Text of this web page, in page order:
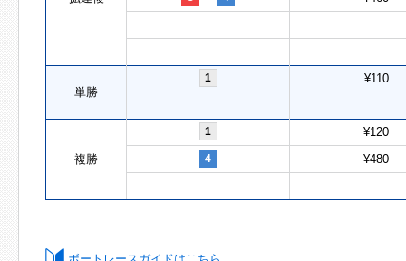
単勝
1 ¥110
複勝
1 ¥120
4 ¥480